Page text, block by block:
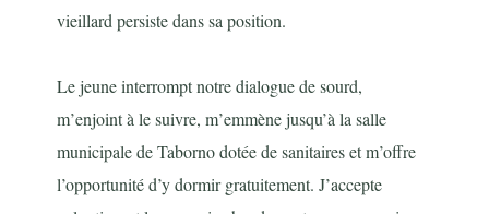
vieillard persiste dans sa position.
Le jeune interrompt notre dialogue de sourd,
m’enjoint à le suivre, m’emmène jusqu’à la salle
municipale de Taborno dotée de sanitaires et m’offre
l’opportunité d’y dormir gratuitement. J’accepte